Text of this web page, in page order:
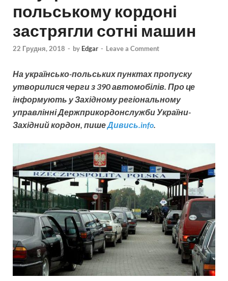
польському кордоні
застрягли сотні машин
22 Грудня, 2018 - by Edgar - Leave a Comment
На українсько-польських пунктах пропуску
утворилися черги з 390 автомобілів. Про це
інформують у Західному регіональному
управлінні Держприкордонслужби України-
Західний кордон, пишеДивись.info.